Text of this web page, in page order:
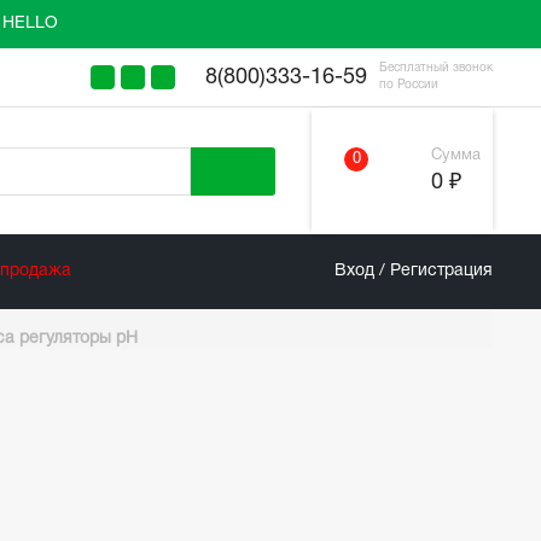
8(800)333-16-59
Бесплатный звонок
по России
0 Сумма
0 ₽
Вход / Регистрация
регуляторы pH